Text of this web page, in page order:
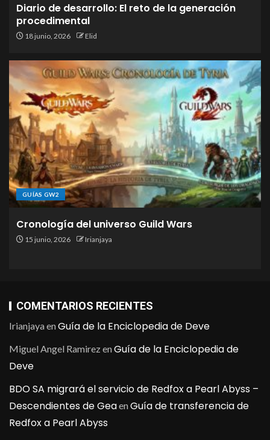
Diario de desarrollo: El reto de la generación
procedimental
18 junio, 2026 Elid
GUÍAS GW2
Cronología del universo Guild Wars
15 junio, 2026 Irianjaya
COMENTARIOS RECIENTES
IrianjayaenGuía de la Enciclopedia de Deve
Miguel Angel RamirezenGuía de la Enciclopedia de
Deve
BDO SA migrará el servicio de Redfox a Pearl Abyss –
Descendientes de GeaenGuía de transferencia de
Redfox a Pearl Abyss